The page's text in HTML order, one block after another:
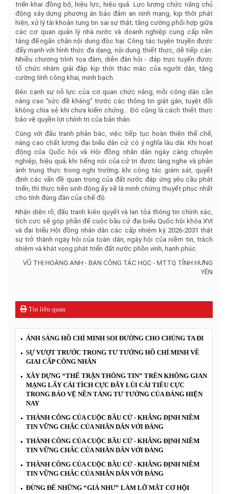
triển khai đồng bộ, hiệu lực, hiệu quả. Lực lượng chức năng chủ
động xây dựng phương án bảo đảm an ninh mạng, kịp thời phát
hiện, xử lý tài khoản tung tin sai sự thật; tăng cường phối hợp giữa
các cơ quan quản lý nhà nước và doanh nghiệp cung cấp nền
tảng để ngăn chặn nội dung độc hại. Công tác tuyên truyền được
đẩy mạnh với hình thức đa dạng, nội dung thiết thực, dễ tiếp cận.
Nhiều chương trình tọa đàm, diễn đàn hỏi - đáp trực tuyến được
tổ chức nhằm giải đáp kịp thời thắc mắc của người dân, tăng
cường tính công khai, minh bạch.
Bên cạnh sự nỗ lực của cơ quan chức năng, mỗi công dân cần
nâng cao “sức đề kháng” trước các thông tin giật gân, tuyệt đối
không chia sẻ khi chưa kiểm chứng... Đó cũng là cách thiết thực
bảo vệ quyền lợi chính trị của bản thân.
Cùng với đấu tranh phản bác, việc tiếp tục hoàn thiện thể chế,
nâng cao chất lượng đại biểu dân cử có ý nghĩa lâu dài. Khi hoạt
động của Quốc hội và Hội đồng nhân dân ngày càng chuyên
nghiệp, hiệu quả; khi tiếng nói của cử tri được lắng nghe và phản
ánh trung thực trong nghị trường; khi công tác giám sát, quyết
định các vấn đề quan trọng của đất nước đáp ứng yêu cầu phát
triển, thì thực tiễn sinh động ấy sẽ là minh chứng thuyết phục nhất
cho tính đúng đắn của chế độ.
Nhận diện rõ, đấu tranh kiên quyết và lan tỏa thông tin chính xác,
tích cực sẽ góp phần để cuộc bầu cử đại biểu Quốc hội khóa XVI
và đại biểu Hội đồng nhân dân các cấp nhiệm kỳ 2026-2031 thật
sự trở thành ngày hội của toàn dân, ngày hội của niềm tin, trách
nhiệm và khát vọng phát triển đất nước phồn vinh, hạnh phúc.
VŨ THỊ HOÀNG ANH - BAN CÔNG TÁC HQC - MTTQ TỈNH HƯNG
YÊN
Tin liên quan
ÁNH SÁNG HỒ CHÍ MINH SOI ĐƯỜNG CHO CHÚNG TA ĐI
SỰ VƯỢT TRƯỚC TRONG TƯ TƯỞNG HỒ CHÍ MINH VỀ
GIAI CẤP CÔNG NHÂN
XÂY DỰNG “THẾ TRẬN THÔNG TIN” TRÊN KHÔNG GIAN
MẠNG LẤY CÁI TÍCH CỰC ĐẨY LÙI CÁI TIÊU CỰC
TRONG BẢO VỆ NỀN TẢNG TƯ TƯỞNG CỦA ĐẢNG HIỆN
NAY
THÀNH CÔNG CỦA CUỘC BẦU CỬ - KHẲNG ĐỊNH NIỀM
TIN VỮNG CHẮC CỦA NHÂN DÂN VỚI ĐẢNG
THÀNH CÔNG CỦA CUỘC BẦU CỬ - KHẲNG ĐỊNH NIỀM
TIN VỮNG CHẮC CỦA NHÂN DÂN VỚI ĐẢNG
THÀNH CÔNG CỦA CUỘC BẦU CỬ - KHẲNG ĐỊNH NIỀM
TIN VỮNG CHẮC CỦA NHÂN DÂN VỚI ĐẢNG
ĐỪNG ĐỂ NHỮNG “GIÁ NHƯ” LÀM LỠ MẤT CƠ HỘI